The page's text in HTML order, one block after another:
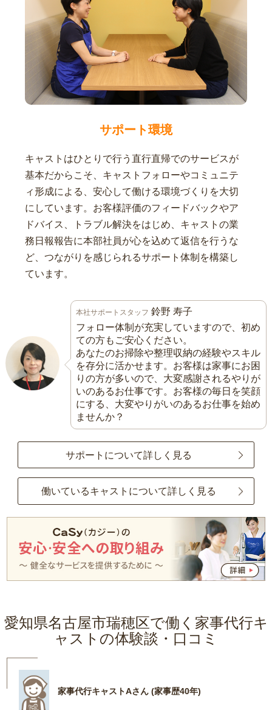
サポート環境
キャストはひとりで行う直行直帰でのサービスが
基本だからこそ、キャストフォローやコミュニテ
ィ形成による、安心して働ける環境づくりを大切
にしています。お客様評価のフィードバックやア
ドバイス、トラブル解決をはじめ、キャストの業
務日報報告に本部社員が心を込めて返信を行うな
ど、つながりを感じられるサポート体制を構築し
ています。
本社サポートスタッフ 鈴野 寿子
フォロー体制が充実していますので、初め
ての方もご安心ください。
あなたのお掃除や整理収納の経験やスキル
を存分に活かせます。お客様は家事にお困
りの方が多いので、大変感謝されるやりが
いのあるお仕事です。お客様の毎日を笑顔
にする、大変やりがいのあるお仕事を始め
ませんか？
サポートについて詳しく見る
働いているキャストについて詳しく見る
愛知県名古屋市瑞穂区で働く家事代行キ
ャストの体験談・口コミ
家事代行キャストAさん (家事歴40年)